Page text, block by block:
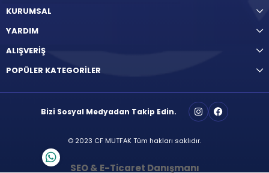
KURUMSAL
YARDIM
ALIŞVERİŞ
POPÜLER KATEGORİLER
Bizi Sosyal Medyadan Takip Edin.
© 2023 CF MUTFAK Tüm hakları saklıdır.
SEO & E-Ticaret Danışmanı